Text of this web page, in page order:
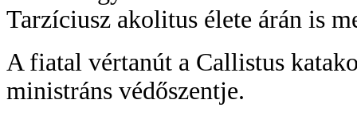
Tarzíciusz akolitus élete árán is
A fiatal vértanút a Callistus
ministráns védőszentje.